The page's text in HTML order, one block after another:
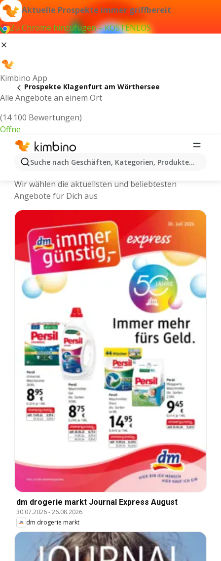
Aktuelle Prospekte immer griffbereit
Zu Chrome hinzufügen – KOSTENLOS
Kimbino App
Alle Angebote an einem Ort
(14 100 Bewertungen)
Öffne
Suche nach Geschäften, Kategorien, Produkten...
Prospekte Klagenfurt am Wörthersee
Klagenfurt am Wörthersee - Neuste
Wir wählen die aktuellsten und beliebtesten
Angebote für Dich aus
dm drogerie markt Journal Express August
30.07.2026-26.08.2026
dm drogerie markt